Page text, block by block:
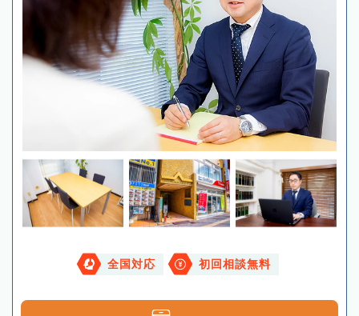
全国対応 初回相談無料